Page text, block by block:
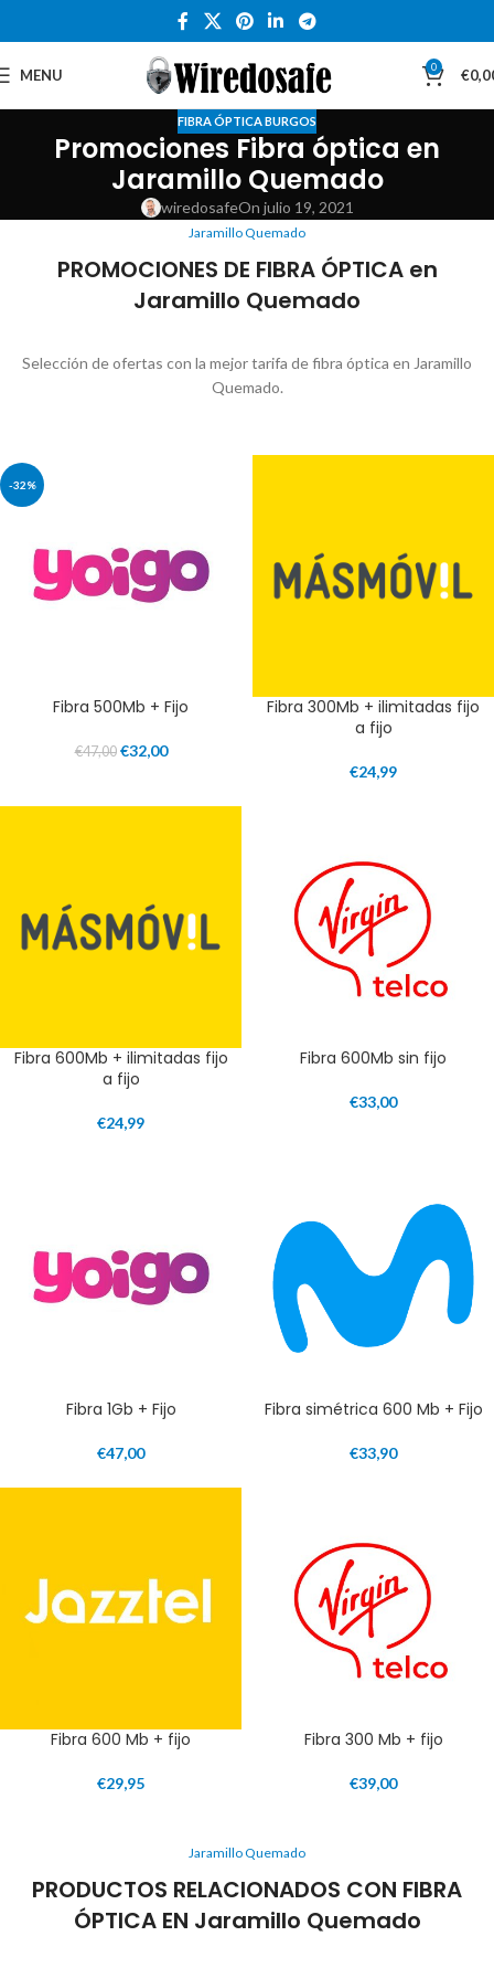
MENU 0 €
FIBRA ÓPTICA BURGOS
Promociones Fibra óptica en
Jaramillo Quemado
wiredosafeOn julio 19, 2021
Jaramillo Quemado
PROMOCIONES DE FIBRA ÓPTICA en
Jaramillo Quemado
Selección de ofertas con la mejor tarifa de fibra óptica en Jaramillo
Quemado.
-32%
Fibra 500Mb + Fijo
€47,00 €32,00
Fibra 300Mb + ilimitadas fijo
a fijo
€24,99
Fibra 600Mb + ilimitadas fijo
a fijo
€24,99
Fibra 600Mb sin fijo
€33,00
Fibra 1Gb + Fijo
€47,00
Fibra simétrica 600 Mb + Fijo
€33,90
Fibra 600 Mb + fijo
€29,95
Fibra 300 Mb + fijo
€39,00
Jaramillo Quemado
PRODUCTOS RELACIONADOS CON FIBRA
ÓPTICA EN Jaramillo Quemado